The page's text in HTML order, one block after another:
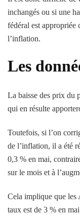
inchangés ou si une
fédéral est appropriée
l’inflation.
Les
La baisse des prix du
qui en résulte
Toutefois, si l’on
de l’inflation, il a été
0,3 % en mai,
sur le mois et à
Cela implique que les
taux est de 3 % en